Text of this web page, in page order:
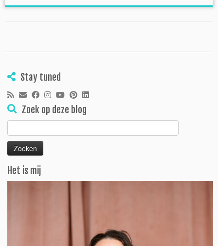
Stay tuned
Zoek op deze blog
Zoeken
naar:
Het is mij